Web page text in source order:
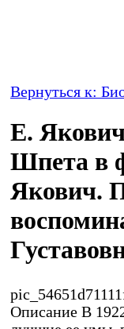
Вернуться к:
Е.
Шпета в
Якович.
Описание В